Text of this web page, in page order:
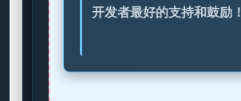
开发者最好的支持和鼓励！